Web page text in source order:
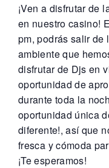
¡Ven a disfrutar de
en nuestro casino!
pm, podrás salir de
ambiente que
disfrutar de Djs en
oportunidad de
durante toda la
oportunidad única
diferente!, así que
fresca y cómoda
¡Te esperamos!